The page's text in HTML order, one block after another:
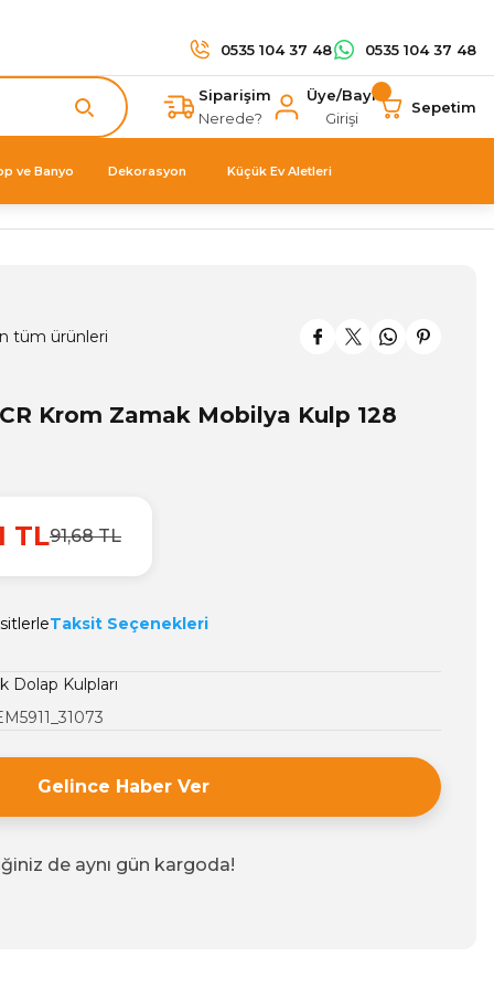
0535 104 37 48 0535 104 37 48
Siparişim
Nerede?
Üye/Bayi
Girişi
Sepetim
ve Banyo Dekorasyon Küçük Ev Aletleri
tüm ürünleri
Krom Zamak Mobilya Kulp 128
TL91,68 TL
Taksit Seçenekleri
Dolap Kulpları
Gelince Haber Ver
de aynı gün kargoda!